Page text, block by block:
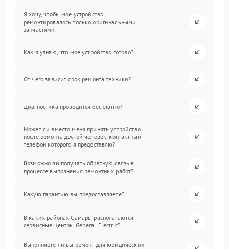
Я хочу, чтобы мое устройство
ремонтировалось только оригинальными
запчастями.
Как я узнаю, что мое устройство готово?
От чего зависит срок ремонта техники?
Диагностика проводится бесплатно?
Может ли вместо меня принять устройство
после ремонта другой человек, контактный
телефон которого я предоставлю?
Возможно ли получать обратную связь в
процессе выполнения ремонтных работ?
Какую гарантию вы предоставляете?
В каких районах Самары располагаются
сервисные центры General Electric?
Выполняете ли вы ремонт для юридических